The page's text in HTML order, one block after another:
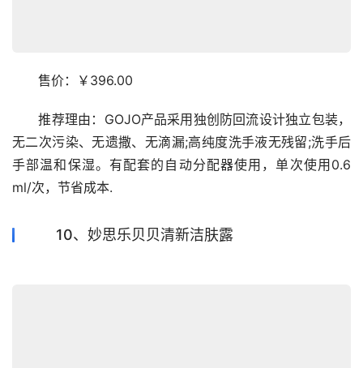
售价：￥396.00
推荐理由：GOJO产品采用独创防回流设计独立包装，
无二次污染、无遗撒、无滴漏;高纯度洗手液无残留;洗手后
手部温和保湿。有配套的自动分配器使用，单次使用0.6
ml/次，节省成本.
10、妙思乐贝贝清新洁肤露